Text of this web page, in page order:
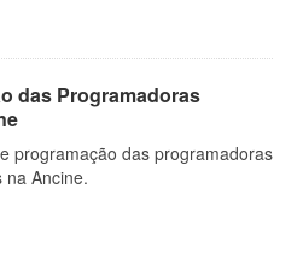
das Programadoras
programação das programadoras
na Ancine.